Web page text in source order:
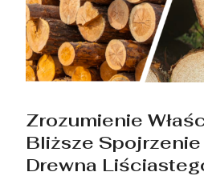
Zrozumienie
Bliższe
Drewna